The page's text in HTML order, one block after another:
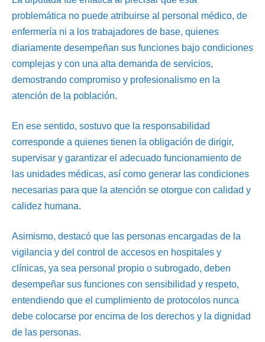
problemática no puede atribuirse al personal médico, de
enfermería ni a los trabajadores de base, quienes
diariamente desempeñan sus funciones bajo condiciones
complejas y con una alta demanda de servicios,
demostrando compromiso y profesionalismo en la
atención de la población.
En ese sentido, sostuvo que la responsabilidad
corresponde a quienes tienen la obligación de dirigir,
supervisar y garantizar el adecuado funcionamiento de
las unidades médicas, así como generar las condiciones
necesarias para que la atención se otorgue con calidad y
calidez humana.
Asimismo, destacó que las personas encargadas de la
vigilancia y del control de accesos en hospitales y
clínicas, ya sea personal propio o subrogado, deben
desempeñar sus funciones con sensibilidad y respeto,
entendiendo que el cumplimiento de protocolos nunca
debe colocarse por encima de los derechos y la dignidad
de las personas.